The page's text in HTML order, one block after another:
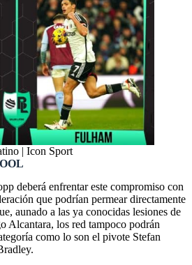
| Icon Sport
deberá enfrentar este compromiso con
que podrían permear directamente
aunado a las ya conocidas lesiones de
Alcantara, los red tampoco podrán
como lo son el pivote Stefan